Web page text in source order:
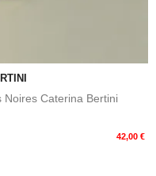
Noires Caterina Bertini
42,00 €